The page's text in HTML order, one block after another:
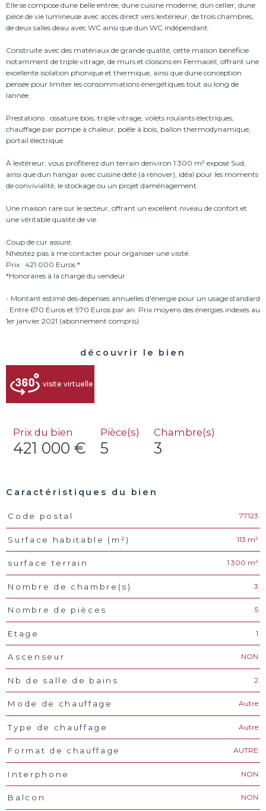
Elle se compose dune belle entrée, dune cuisine moderne, dun cellier, dune
pièce de vie lumineuse avec accès direct vers lextérieur, de trois chambres,
de deux salles deau avec WC ainsi que dun WC indépendant.
Construite avec des matériaux de grande qualité, cette maison bénéficie
notamment de triple vitrage, de murs et cloisons en Fermacell, offrant une
excellente isolation phonique et thermique, ainsi que dune conception
pensée pour limiter les consommations énergétiques tout au long de
lannée.
Prestations : ossature bois, triple vitrage, volets roulants électriques,
chauffage par pompe à chaleur, poêle à bois, ballon thermodynamique,
portail électrique.
À lextérieur, vous profiterez dun terrain denviron 1 300 m² exposé Sud,
ainsi que dun hangar avec cuisine dété (à rénover), idéal pour les moments
de convivialité, le stockage ou un projet daménagement.
Une maison rare sur le secteur, offrant un excellent niveau de confort et
une véritable qualité de vie.
Coup de cur assuré.
Nhésitez pas à me contacter pour organiser une visite.
Prix : 421 000 Euros *
*Honoraires à la charge du vendeur
- Montant estimé des dépenses annuelles d'énergie pour un usage standard
: Entre 670 Euros et 970 Euros par an. Prix moyens des énergies indexés au
découvrir le bien
visite virtuelle
Prix du bien
421 000 €
Pièce(s)
5
Chambre(s)
3
Caractéristiques du bien
Caractéristiques Valeurs
Code postal 77123
Surface habitable (m²) 113 m²
surface terrain 1 300 m²
Nombre de chambre(s) 3
Nombre de pièces 5
Etage 1
Ascenseur NON
Nb de salle de bains 2
Mode de chauffage Autre
Type de chauffage Autre
Format de chauffage AUTRE
Interphone NON
Balcon NON